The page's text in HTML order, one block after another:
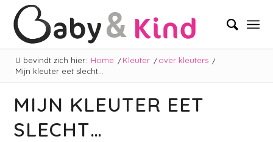
U bevindt zich hier: Home / Kleuter / over kleuters /
Mijn kleuter eet slecht…
MIJN KLEUTER EET
SLECHT…